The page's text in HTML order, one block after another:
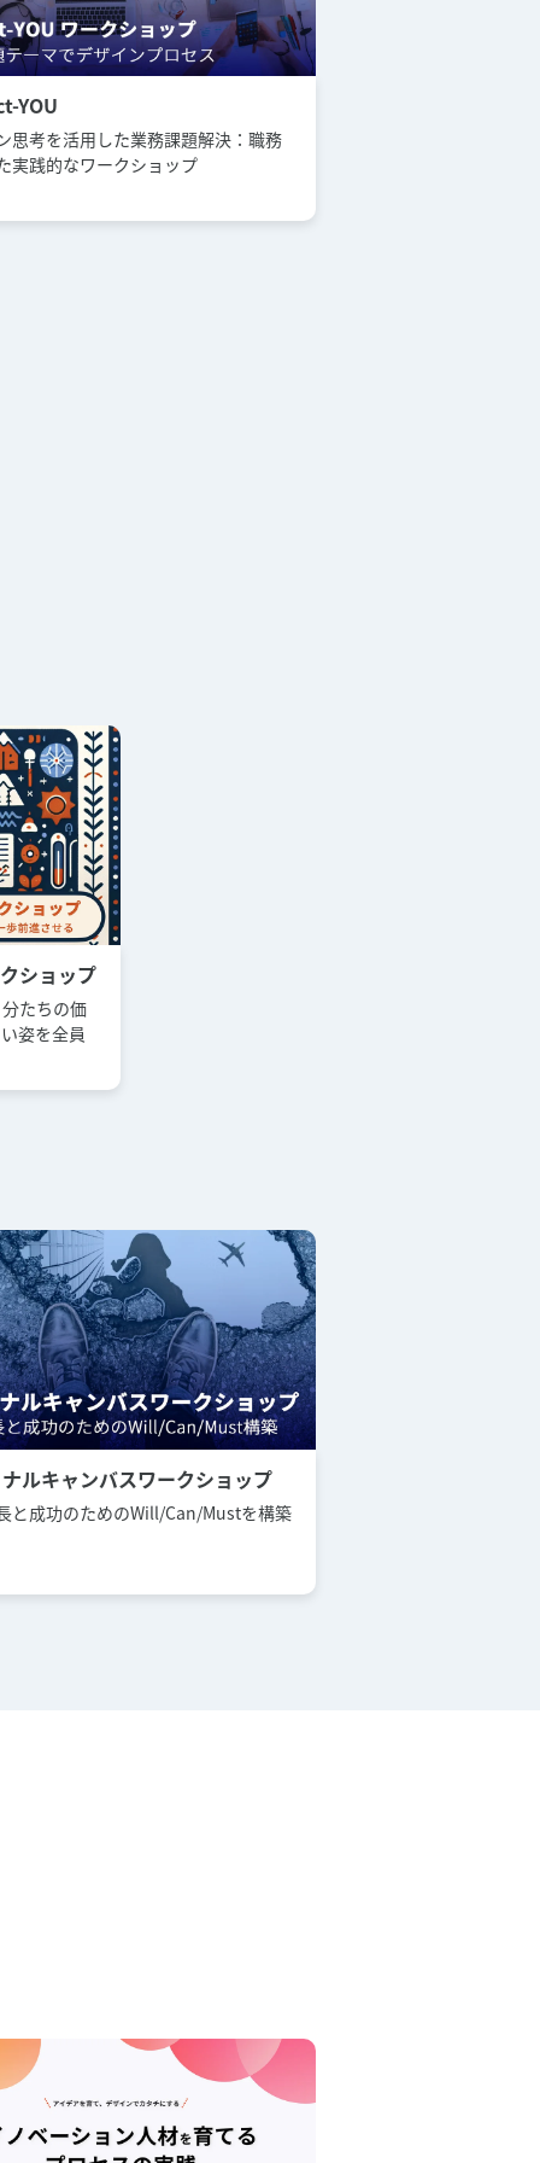
YOU
思考を活用した業務課題解決：職務
実践的なワークショップ
ショップ
たちの価
姿を全員
ルキャンバスワークショップ
と成功のためのWill/Can/Mustを構築